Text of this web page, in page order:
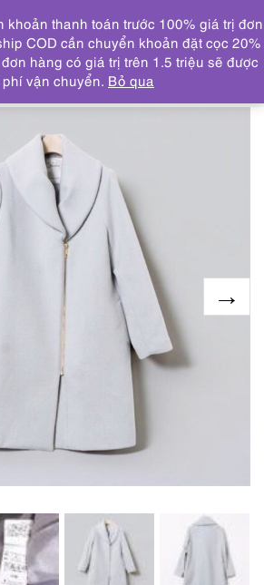
DANH MỤC
9971-Áo khoác dài nữ-Spick &
blazer ~ Size S
khoản thanh toán trước 100% giá trị đơn
COD cần chuyển khoản đặt cọc 20%
hàng có giá trị trên 1.5 triệu sẽ được
vận chuyển. Bỏ qua